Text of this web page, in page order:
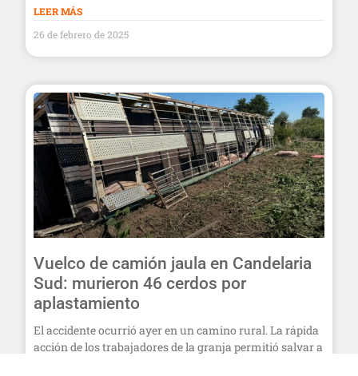
LEER MÁS
26 de febrero de 2025
Vuelco de camión jaula en Candelaria
Sud: murieron 46 cerdos por
aplastamiento
El accidente ocurrió ayer en un camino rural. La rápida
acción de los trabajadores de la granja permitió salvar a